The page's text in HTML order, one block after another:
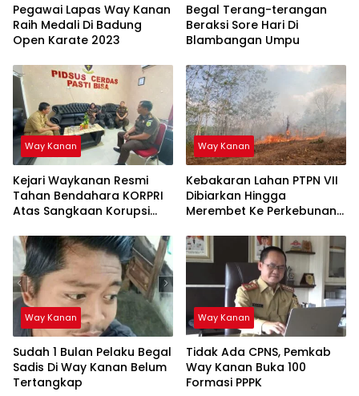
Pegawai Lapas Way Kanan
Raih Medali Di Badung
Open Karate 2023
Begal Terang-terangan
Beraksi Sore Hari Di
Blambangan Umpu
Way Kanan
Kejari Waykanan Resmi
Tahan Bendahara KORPRI
Atas Sangkaan Korupsi
Way Kanan
Kebakaran Lahan PTPN VII
Dibiarkan Hingga
Merembet Ke Perkebunan
Way Kanan
Sudah 1 Bulan Pelaku Begal
Sadis Di Way Kanan Belum
Tertangkap
Way Kanan
Tidak Ada CPNS, Pemkab
Way Kanan Buka 100
Formasi PPPK